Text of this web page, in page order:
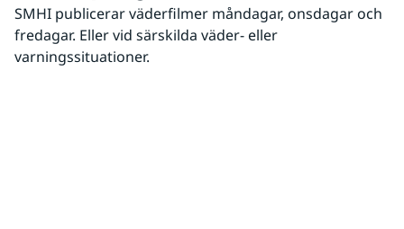
SMHI publicerar väderfilmer måndagar, onsdagar och
fredagar. Eller vid särskilda väder- eller
varningssituationer.